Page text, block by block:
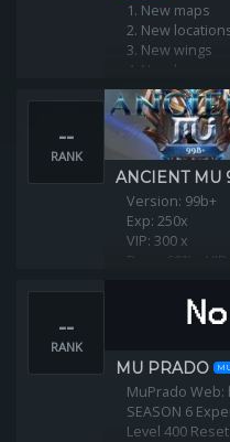
1. New maps
2. New
3. New wings
4. New bosses
5. Mu client
6. New unique
7. Improved
--
RANK
ANCIENT MU
Version: 99b+
Exp: 250x
VIP: 300 x
Drop: 60% ▪️
Max Stats: 32767
Reset Nivel :
▪️Evento NPC
▪️Kanturu -
--
RANK
MU PRADO
MuPrado
SEASON 6
Level 400